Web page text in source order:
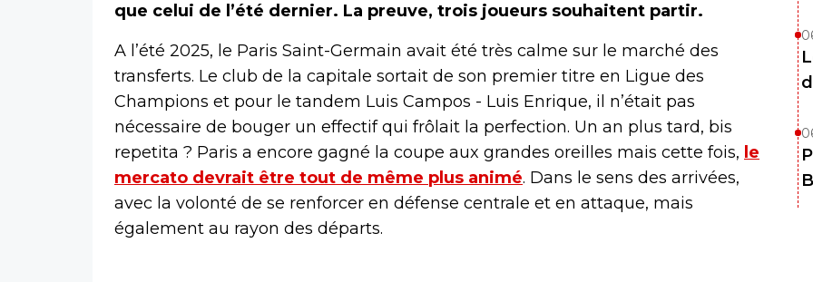
que celui de l’été dernier. La preuve, trois joueurs souhaitent partir.
A l’été 2025, le Paris Saint-Germain avait été très calme sur le marché des
transferts. Le club de la capitale sortait de son premier titre en Ligue des
Champions et pour le tandem Luis Campos - Luis Enrique, il n’était pas
nécessaire de bouger un effectif qui frôlait la perfection. Un an plus tard, bis
repetita ? Paris a encore gagné la coupe aux grandes oreilles mais cette fois, le
mercato devrait être tout de même plus animé. Dans le sens des arrivées,
avec la volonté de se renforcer en défense centrale et en attaque, mais
également au rayon des départs.